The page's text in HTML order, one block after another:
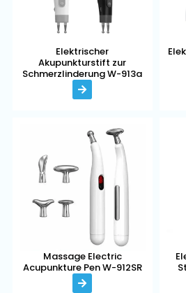
Elektrischer
Akupunkturstift zur
Schmerzlinderung W-913a
Massage Electric
Acupunkture Pen W-912SR